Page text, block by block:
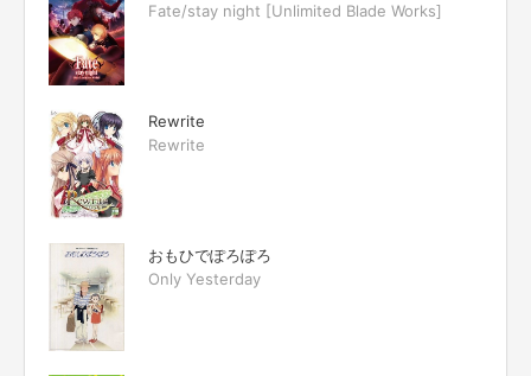
Fate/stay night [Unlimited Blade Works]
Rewrite
Rewrite
おもひでぽろぽろ
Only Yesterday